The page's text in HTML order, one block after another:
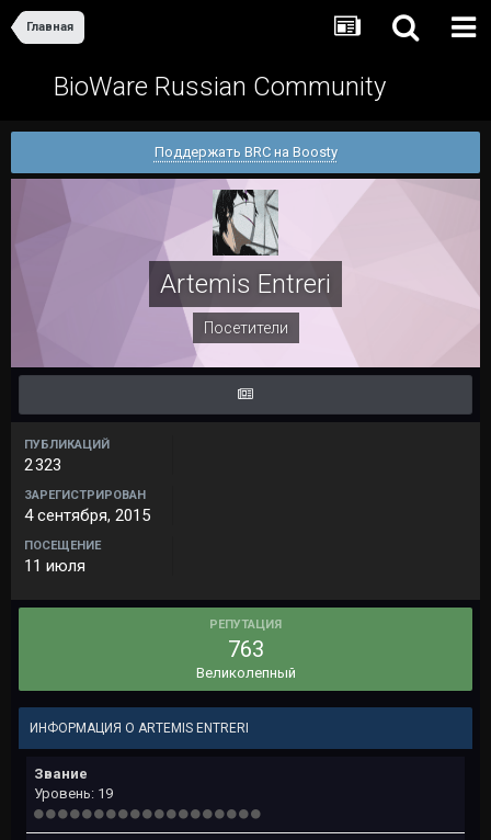
Главная
BioWare Russian Community
Поддержать BRC на Boosty
Artemis Entreri
Посетители
ПУБЛИКАЦИЙ
2 323
ЗАРЕГИСТРИРОВАН
4 сентября, 2015
ПОСЕЩЕНИЕ
11 июля
РЕПУТАЦИЯ
763
Великолепный
ИНФОРМАЦИЯ О ARTEMIS ENTRERI
Звание
Уровень: 19